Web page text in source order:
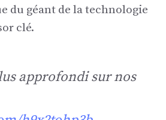
du géant de la technologie
clé.
approfondi sur nos